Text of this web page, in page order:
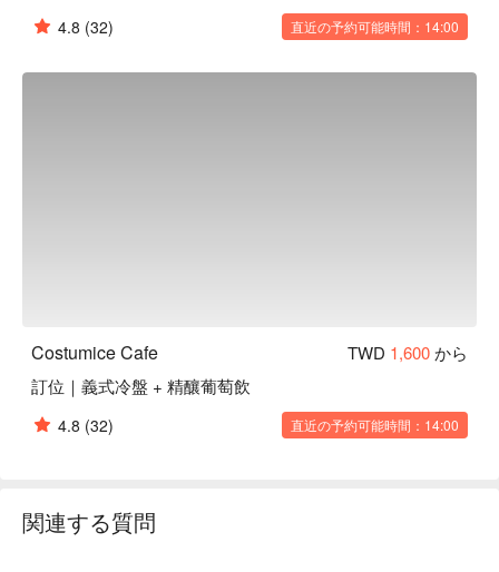
4.8 (32) 直近の予約可能時間：14:00
Costumice Cafe TWD 1,600から
訂位｜義式冷盤 + 精釀葡萄飲
4.8 (32) 直近の予約可能時間：14:00
関連する質問